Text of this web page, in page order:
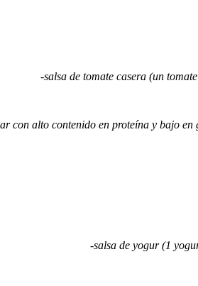
-salsa de tomate casera (un
con alto contenido en proteína y bajo en
-salsa de yogur (1